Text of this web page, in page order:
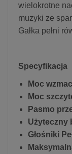
wielokrotne
muzyki ze
Gałka pełni
Specyfikacja
Moc
Moc
Pasmo
Użyteczny
Głośniki